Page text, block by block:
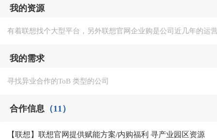
我的资源
有着联想找个大型平台，另外联想官网企业购是公司近几年的运
我的需求
寻找异业合作的ToB 类型的公司
合作信息 （11）
【联想】联想官网提供赋能方案/内购福利 寻产业园区资源